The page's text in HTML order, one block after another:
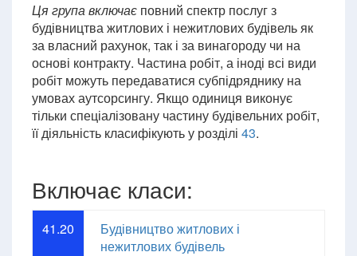
Ця група включає повний спектр послуг з
будівництва житлових і нежитлових будівель як
за власний рахунок, так і за винагороду чи на
основі контракту. Частина робіт, а іноді всі види
робіт можуть передаватися субпідряднику на
умовах аутсорсингу. Якщо одиниця виконує
тільки спеціалізовану частину будівельних робіт,
її діяльність класифікують у розділі 43.
Включає класи:
41.20
Будівництво житлових і
нежитлових будівель